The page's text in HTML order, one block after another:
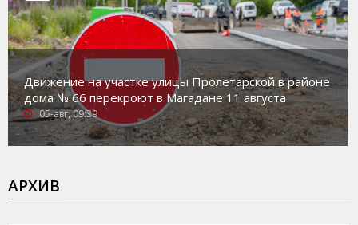
Движение на участке улицы Пролетарской в районе
дома № 66 перекроют в Магадане 11 августа
05-авг, 09:39
АРХИВ